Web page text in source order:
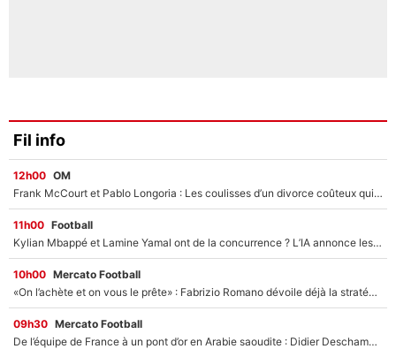
Fil info
12h00 OM
Frank McCourt et Pablo Longoria : Les coulisses d’un divorce coûteux qui ruine l’OM à petit feu…
11h00 Football
Kylian Mbappé et Lamine Yamal ont de la concurrence ? L’IA annonce les 5 joueurs qui vont dominer le football dans les années à venir !
10h00 Mercato Football
«On l’achète et on vous le prête» : Fabrizio Romano dévoile déjà la stratégie du PSG avec le transfert de Zion Suzuki !
09h30 Mercato Football
De l’équipe de France à un pont d’or en Arabie saoudite : Didier Deschamps a donné sa réponse !